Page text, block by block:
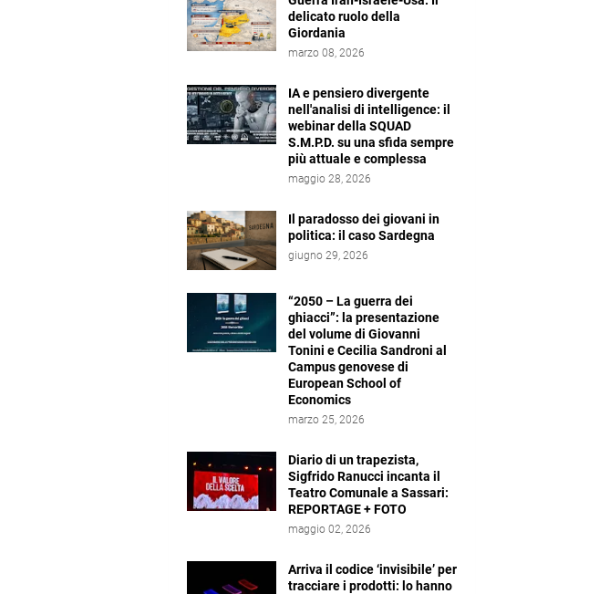
delicato ruolo della
Giordania
marzo 08, 2026
IA e pensiero divergente
nell'analisi di intelligence: il
webinar della SQUAD
S.M.P.D. su una sfida sempre
più attuale e complessa
maggio 28, 2026
Il paradosso dei giovani in
politica: il caso Sardegna
giugno 29, 2026
“2050 – La guerra dei
ghiacci”: la presentazione
del volume di Giovanni
Tonini e Cecilia Sandroni al
Campus genovese di
European School of
Economics
marzo 25, 2026
Diario di un trapezista,
Sigfrido Ranucci incanta il
Teatro Comunale a Sassari:
REPORTAGE + FOTO
maggio 02, 2026
Arriva il codice ‘invisibile’ per
tracciare i prodotti: lo hanno